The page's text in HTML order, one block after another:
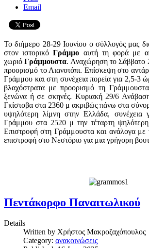
Email
Το διήμερο 28-29 Ιουνίου ο σύλλογός μας
στον ιστορικόΓράμμο αυτή τη φορά με
χωριόΓράμμουστα. Αναχώρηση το Σάββατο
προορισμό το Λιανοτόπι. Επίσκεψη στο
Γράμμου και στη συνέχεια πορεία για 2,5-3
βλαχόστρατα με προορισμό τη
ξενώνα ή σε σκηνές. Κυριακή 29/6
Γκίστοβα στα 2360 μ ακριβώς πάνω στα
υψηλότερη λίμνη στην Ελλάδα, συνέχεια
Γράμμου στα 2520 μ την τέταρτη
Επιστροφή στη Γράμμουστα και ανάλογα
επιστροφή στο Νεστόριο για μια γρήγορη
Πεντάκορφο Παναιτωλικού
Details
Written by Χρήστος Μακροζαχόπουλος
Category: ανακοινώσεις